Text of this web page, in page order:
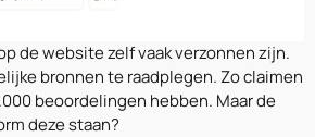
de website zelf vaak verzonnen zijn.
bronnen te raadplegen. Zo claimen
beoordelingen hebben. Maar de
deze staan?